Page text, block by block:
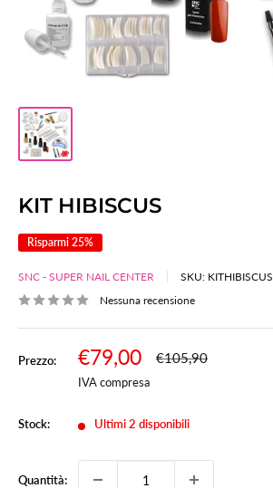
KIT HIBISCUS
Risparmi 25%
SNC - SUPER NAIL CENTER SKU: KITHIBISCUS
Nessuna recensione
Prezzo:
Prezzo
scontato
€79,00 Prezzo
€105,90
IVA compresa
Stock: Ultimi 2 disponibili
Quantità: